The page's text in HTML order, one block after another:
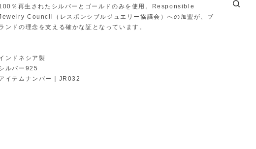
％再生されたシルバーとゴールドのみを使用。Responsible
Council（レスポンシブルジュエリー協議会）への加盟が、ブ
ンドの理念を支える確かな証となっています。
ンドネシア製
ルバー925
イテムナンバー｜JR032